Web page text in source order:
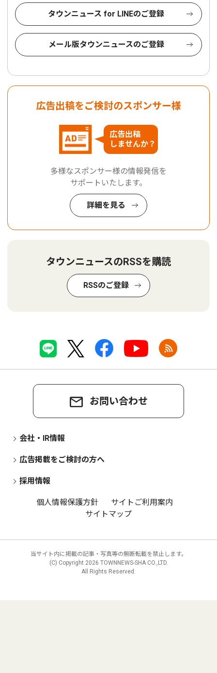
タウンニュース for LINEのご登録
メール版タウンニュースのご登録
広告出稿をご検討のスポンサー様
広告出稿
しませんか？
多様なスポンサー様の情報発信を
サポートいたします。
詳細を見る
タウンニュースのRSSを購読
RSSのご登録
お問い合わせ
会社・IR情報
広告掲載をご検討の方へ
採用情報
個人情報保護方針
サイトご利用案内
サイトマップ
当サイト内に掲載の記事・写真等の無断転載を禁止します。
(C) Copyright 2026 TOWNNEWS-SHA CO.,LTD.
All Rights Reserved.